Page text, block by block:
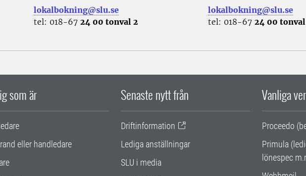
lokalbokning@slu.se
tel: 018-6724 00 tonval 2
lokalbokning@slu.se
tel: 018-67 24 00 tonval
som är
eller handledare
Senaste nytt från
Driftinformation
Lediga anställningar
SLU i media
Vanliga
Proceedo
Primula
lönespec